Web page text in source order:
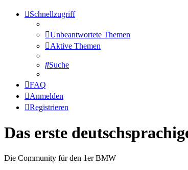
Schnellzugriff
Unbeantwortete Themen
Aktive Themen
Suche
FAQ
Anmelden
Registrieren
Das erste
Die Community für den 1er BMW